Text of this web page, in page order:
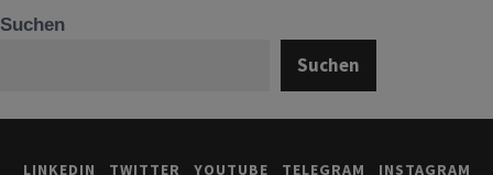
Suchen
Suchen
LINKEDIN TWITTER YOUTUBE TELEGRAM INSTAGRAM